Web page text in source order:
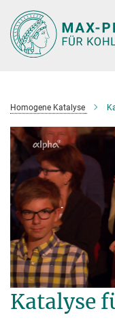
Hauptinhalt
Homogene Katalyse
Katalyse